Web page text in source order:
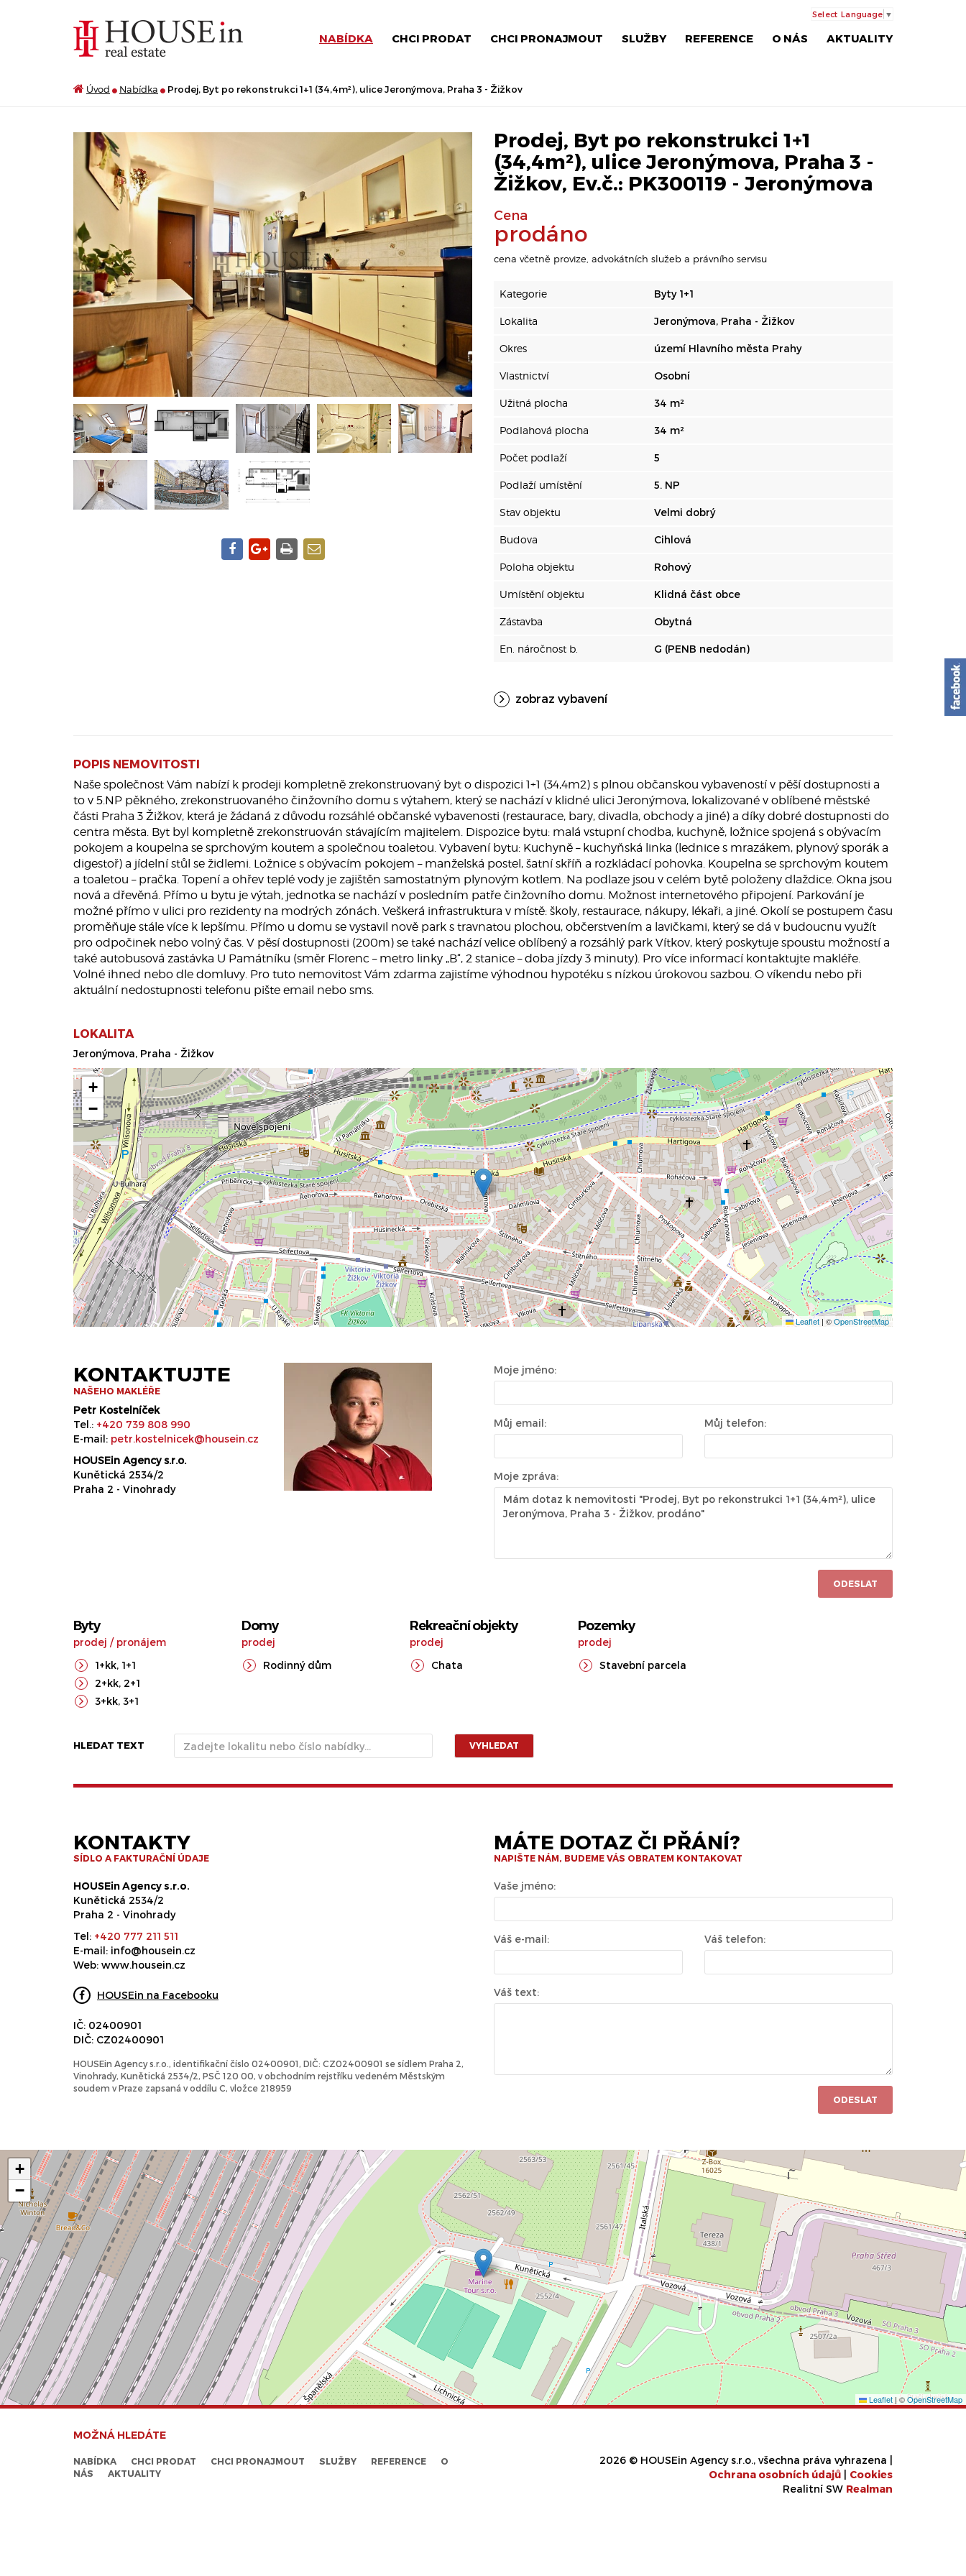
NABÍDKA CHCI PRODAT CHCI PRONAJMOUT SLUŽBY REFERENCE O NÁS AKTUALITY
Select Language ▼
Úvod Nabídka Prodej, Byt po rekonstrukci 1+1 (34,4m²), ulice Jeronýmova, Praha 3 - Žižkov
Prodej, Byt po rekonstrukci 1+1
(34,4m²), ulice Jeronýmova, Praha 3 -
Žižkov, Ev.č.: PK300119 - Jeronýmova
Cena
prodáno
cena včetně provize, advokátních služeb a právního servisu
Kategorie Byty 1+1
Lokalita Jeronýmova, Praha - Žižkov
Okres území Hlavního města Prahy
Vlastnictví Osobní
Užitná plocha 34 m²
Podlahová plocha 34 m²
Počet podlaží 5
Podlaží umístění 5. NP
Stav objektu Velmi dobrý
Budova Cihlová
Poloha objektu Rohový
Umístění objektu Klidná část obce
Zástavba Obytná
En. náročnost b. G (PENB nedodán)
zobraz vybavení
POPIS NEMOVITOSTI
Naše společnost Vám nabízí k prodeji kompletně zrekonstruovaný byt o dispozici 1+1 (34,4m2) s plnou občanskou vybaveností v pěší dostupnosti a
to v 5.NP pěkného, zrekonstruovaného činžovního domu s výtahem, který se nachází v klidné ulici Jeronýmova, lokalizované v oblíbené městské
části Praha 3 Žižkov, která je žádaná z důvodu rozsáhlé občanské vybavenosti (restaurace, bary, divadla, obchody a jiné) a díky dobré dostupnosti do
centra města. Byt byl kompletně zrekonstruován stávajícím majitelem. Dispozice bytu: malá vstupní chodba, kuchyně, ložnice spojená s obývacím
pokojem a koupelna se sprchovým koutem a společnou toaletou. Vybavení bytu: Kuchyně – kuchyňská linka (lednice s mrazákem, plynový sporák a
digestoř) a jídelní stůl se židlemi. Ložnice s obývacím pokojem – manželská postel, šatní skříň a rozkládací pohovka. Koupelna se sprchovým koutem
a toaletou – pračka. Topení a ohřev teplé vody je zajištěn samostatným plynovým kotlem. Na podlaze jsou v celém bytě položeny dlaždice. Okna jsou
nová a dřevěná. Přímo u bytu je výtah, jednotka se nachází v posledním patře činžovního domu. Možnost internetového připojení. Parkování je
možné přímo v ulici pro rezidenty na modrých zónách. Veškerá infrastruktura v místě: školy, restaurace, nákupy, lékaři, a jiné. Okolí se postupem času
proměňuje stále více k lepšímu. Přímo u domu se vystavil nově park s travnatou plochou, občerstvením a lavičkami, který se dá v budoucnu využít
pro odpočinek nebo volný čas. V pěsí dostupnosti (200m) se také nachází velice oblíbený a rozsáhlý park Vítkov, který poskytuje spoustu možností a
také autobusová zastávka U Památníku (směr Florenc – metro linky „B“, 2 stanice – doba jízdy 3 minuty). Pro více informací kontaktujte makléře.
Volné ihned nebo dle domluvy. Pro tuto nemovitost Vám zdarma zajistíme výhodnou hypotéku s nízkou úrokovou sazbou. O víkendu nebo při
aktuální nedostupnosti telefonu pište email nebo sms.
LOKALITA
Jeronýmova, Praha - Žižkov
+
−
Leaflet | ©OpenStreetMap
KONTAKTUJTE
NAŠEHO MAKLÉŘE
Petr Kostelníček
Tel.: +420 739 808 990
E-mail: petr.kostelnicek@housein.cz
HOUSEin Agency s.r.o.
Kunětická 2534/2
Praha 2 - Vinohrady
Moje jméno:
Můj email: Můj telefon:
Moje zpráva:
ODESLAT
Byty
prodej / pronájem
1+kk, 1+1
2+kk, 2+1
3+kk, 3+1
Domy
prodej
Rodinný dům
Rekreační objekty
prodej
Chata
Pozemky
prodej
Stavební parcela
HLEDAT TEXT VYHLEDAT
KONTAKTY
SÍDLO A FAKTURAČNÍ ÚDAJE
HOUSEin Agency s.r.o.
Kunětická 2534/2
Praha 2 - Vinohrady
Tel: +420 777 211 511
E-mail: info@housein.cz
Web: www.housein.cz
HOUSEin na Facebooku
IČ: 02400901
DIČ: CZ02400901
HOUSEin Agency s.r.o., identifikační číslo 02400901, DIČ: CZ02400901 se sídlem Praha 2,
Vinohrady, Kunětická 2534/2, PSČ 120 00, v obchodním rejstříku vedeném Městským
soudem v Praze zapsaná v oddílu C, vložce 218959
MÁTE DOTAZ ČI PŘÁNÍ?
NAPIŠTE NÁM, BUDEME VÁS OBRATEM KONTAKOVAT
Vaše jméno:
Váš e-mail: Váš telefon:
Váš text:
ODESLAT
+
−
Leaflet |©OpenStreetMap
MOŽNÁ HLEDÁTE
NABÍDKA CHCI PRODAT CHCI PRONAJMOUT SLUŽBY REFERENCE
O
NÁS
AKTUALITY
2026 © HOUSEin Agency s.r.o., všechna práva vyhrazena |
Ochrana osobních údajů
Cookies
Realitní SW Realman